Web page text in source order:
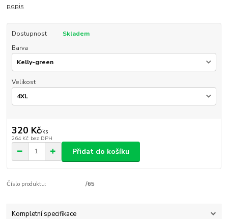
popis
Dostupnost
Skladem
Barva
Velikost
320 Kč/ks
264 Kč bez DPH
Přidat do košíku
Číslo produktu: /65
Kompletní specifikace